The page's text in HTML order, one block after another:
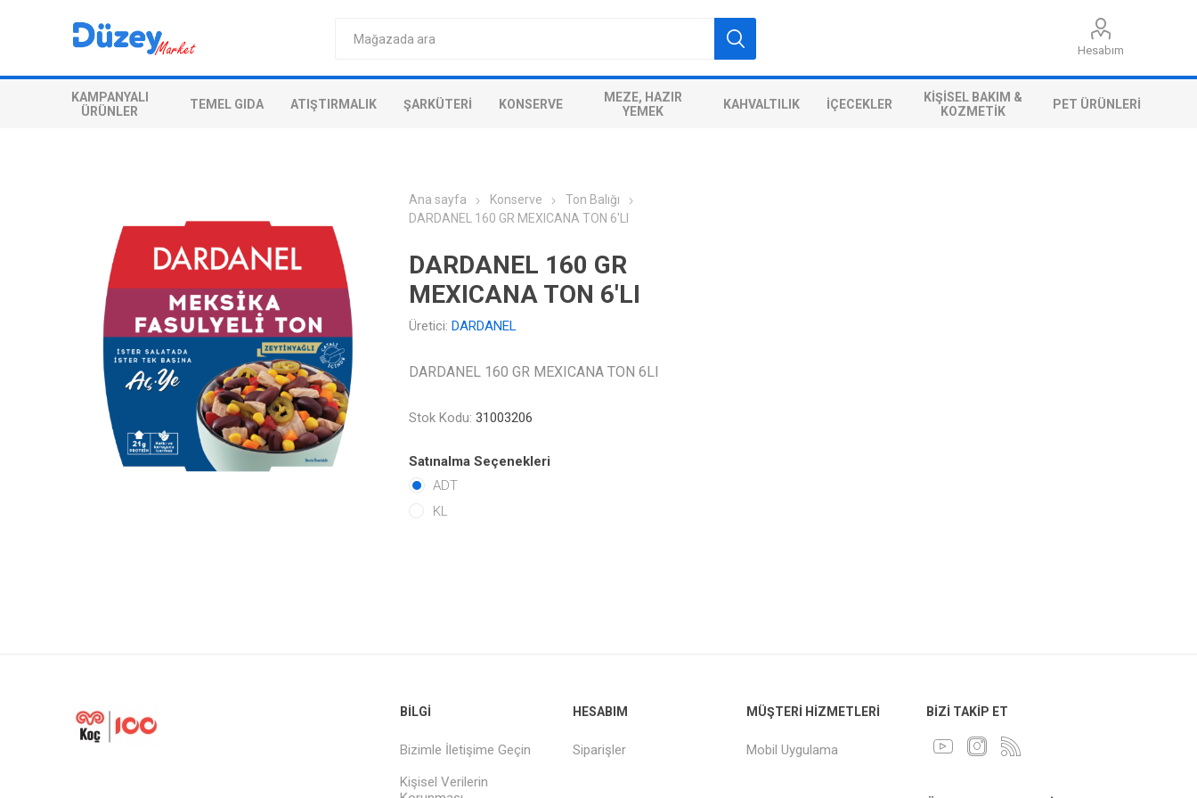
Hesabım
KAMPANYALI
ÜRÜNLER
TEMEL GIDA ATIŞTIRMALIK ŞARKÜTERI KONSERVE
MEZE, HAZIR
YEMEK
KAHVALTILIK İÇECEKLER
KIŞISEL BAKIM &
KOZMETIK
PET ÜRÜNLERI
Ana sayfa Konserve
Ton Balığı
DARDANEL 160 GR MEXICANA TON 6'LI
DARDANEL 160 GR
MEXICANA TON 6'LI
Üretici: DARDANEL
DARDANEL 160 GR MEXICANA TON 6LI
Stok Kodu: 31003206
Satınalma Seçenekleri
ADT
KL
BILGI
Bizimle İletişime Geçin
Kişisel Verilerin
HESABIM
Siparişler
MÜŞTERI HIZMETLERI
Mobil Uygulama
BIZI TAKIP ET